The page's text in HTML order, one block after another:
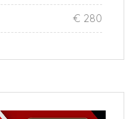
€ 280